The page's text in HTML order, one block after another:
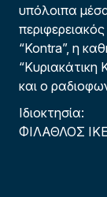
υπόλοιπα
“Kontra”, η
“Κυριακάτικη
και ο
Ιδιοκτησία:
ΦΙΛΑΘΛΟΣ ΙΚΕ